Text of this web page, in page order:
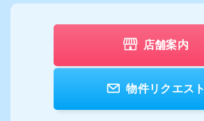
店舗案内
物件リクエスト